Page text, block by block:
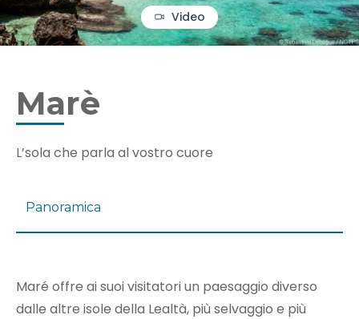
Video
Marè
L’sola che parla al vostro cuore
Panoramica
Maré offre ai suoi visitatori un paesaggio diverso
dalle altre isole della Lealtà, più selvaggio e più